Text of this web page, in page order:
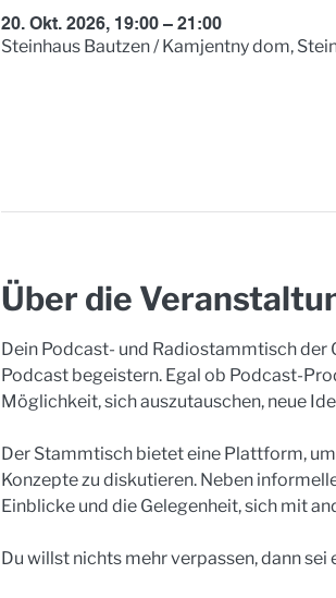
20. Okt. 2026, 19:00 – 21:00
Steinhaus Bautzen / Kamjentny dom,
Über die
Dein Podcast- und Radiostammtisch der
Podcast begeistern. Egal ob Podcast-
Möglichkeit, sich auszutauschen, neue
Der Stammtisch bietet eine Plattform,
Konzepte zu diskutieren. Neben
Einblicke und die Gelegenheit, sich mit
Du willst nichts mehr verpassen, dann